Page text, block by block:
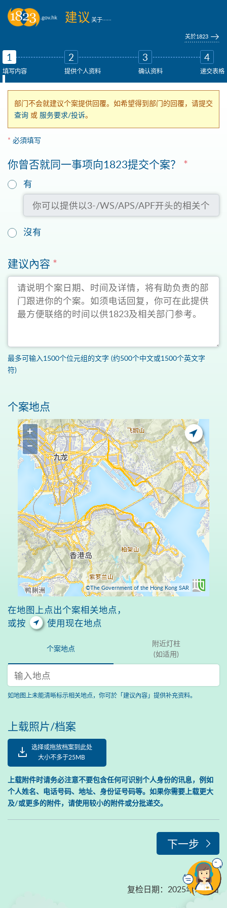
跳到主要内容
建议 关于
关於1823
1
填写内容
2
提供个人资料
3
确认资料
4
递交表格
部门不会就建议个案提供回覆。如希望得到部门的回覆，请提交
查询 或 服务要求/投诉。
* 必須填写
你曾否就同一事项向1823提交个案？ *
有
沒有
建议內容 *
最多可输入1500个位元组的文字 (约500个中文或1500个英文字
符)
个案地点
+
−
©The Government of the Hong Kong SAR
在地图上点出个案相关地点，
或按
使用现在地点
个案地点
附近灯柱
(如适用)
输入地点 搜寻
如地图上未能清晰标示相关地点，你可於「建议內容」提供补充资料。
上载照片/档案
选择或拖放档案到此处
大小不多于25MB
上载附件时请务必注意不要包含任何可识别个人身份的讯息，例如
个人姓名、电话号码、地址、身份证号码等。如果你需要上载更大
及/或更多的附件，请使用较小的附件或分批递交。
下一步
复检日期： 2025年9月1日